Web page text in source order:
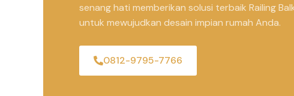
senang hati memberikan solusi terbaik Railing
untuk mewujudkan desain impian rumah Anda.
0812-9795-7766